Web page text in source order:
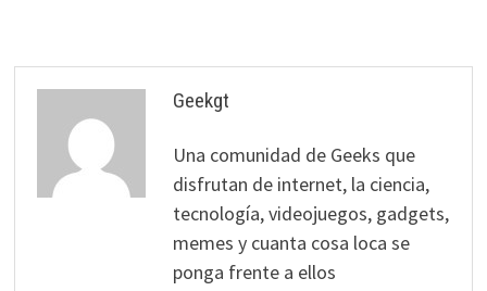
Geekgt
Una comunidad de Geeks que
disfrutan de internet, la ciencia,
tecnología, videojuegos, gadgets,
memes y cuanta cosa loca se
ponga frente a ellos